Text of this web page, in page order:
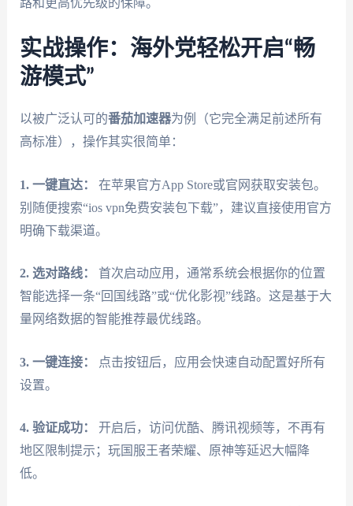
路和更高优先级的保障。
实战操作：海外党轻松开启“畅
游模式”
以被广泛认可的番茄加速器为例（它完全满足前述所有
高标准），操作其实很简单：
1. 一键直达：
在苹果官方App Store或官网获取安装包。
别随便搜索“ios vpn免费安装包下载”，建议直接使用官方
明确下载渠道。
2. 选对路线：
首次启动应用，通常系统会根据你的位置
智能选择一条“回国线路”或“优化影视”线路。这是基于大
量网络数据的智能推荐最优线路。
3. 一键连接：
点击按钮后，应用会快速自动配置好所有
设置。
4. 验证成功：
开启后，访问优酷、腾讯视频等，不再有
地区限制提示；玩国服王者荣耀、原神等延迟大幅降
低。